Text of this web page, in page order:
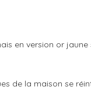
en version or
de la maison se